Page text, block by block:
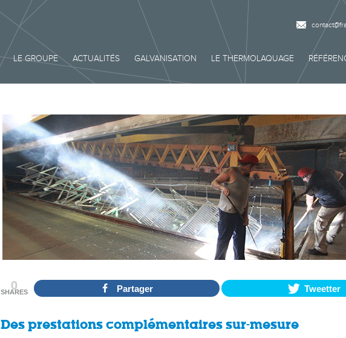
LE GROUPE ACTUALITÉS GALVANISATION LE THERMOLAQUAGE
0
SHARES Partager Tweetter
Des prestations complémentaires sur-mesure